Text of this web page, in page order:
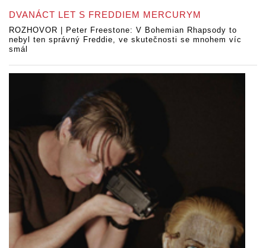
DVANÁCT LET S FREDDIEM MERCURYM
ROZHOVOR | Peter Freestone: V Bohemian Rhapsody to
nebyl ten správný Freddie, ve skutečnosti se mnohem víc
smál